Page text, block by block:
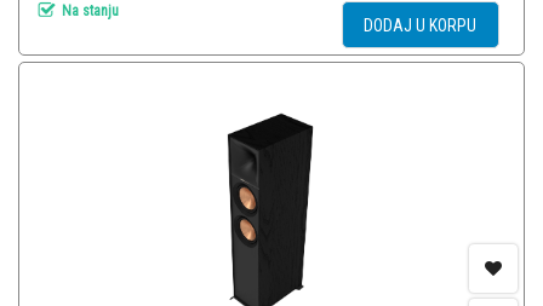
Na stanju
DODAJ U KORPU